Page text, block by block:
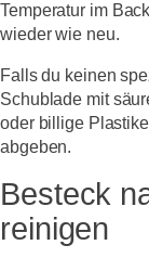
Temperatur im
wieder wie neu.
Falls du keinen
Schublade mit
oder billige
abgeben.
Besteck
reinigen